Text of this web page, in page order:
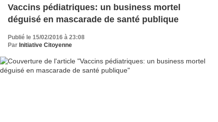
Vaccins pédiatriques: un business mortel
déguisé en mascarade de santé publique
Publié le 15/02/2016 à 23:08
Par Initiative Citoyenne